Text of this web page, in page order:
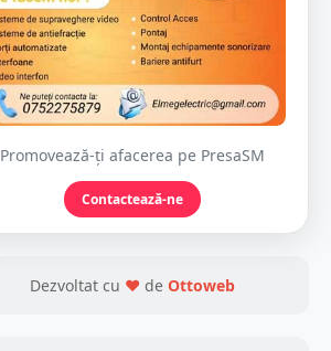
Promovează-ți afacerea pe PresaSM
Contactează-ne
Dezvoltat cu ❤ de Ottoweb